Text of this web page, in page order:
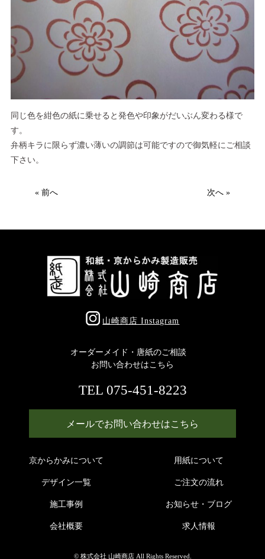
同じ色を紺色の紙に乗せると発色や印象がだいぶん変わる様で
す。
弁柄キラに限らず濃い薄いの調節は可能ですので御気軽にご相談
下さい。
« 前へ 次へ »
山崎商店 Instagram
オーダーメイド・唐紙のご相談
お問い合わせはこちら
TEL 075-451-8223
メールでお問い合わせはこちら
京からかみについて 用紙について
デザイン一覧 ご注文の流れ
施工事例 お知らせ・ブログ
会社概要 求人情報
© 株式会社 山崎商店 All Rights Reserved.